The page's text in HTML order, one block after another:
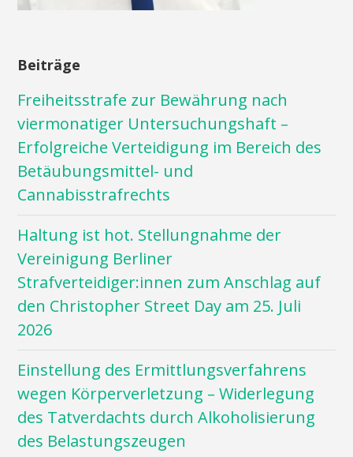
Beiträge
Freiheitsstrafe zur Bewährung nach
viermonatiger Untersuchungshaft –
Erfolgreiche Verteidigung im Bereich des
Betäubungsmittel- und
Cannabisstrafrechts
Haltung ist hot. Stellungnahme der
Vereinigung Berliner
Strafverteidiger:innen zum Anschlag auf
den Christopher Street Day am 25. Juli
2026
Einstellung des Ermittlungsverfahrens
wegen Körperverletzung – Widerlegung
des Tatverdachts durch Alkoholisierung
des Belastungszeugen